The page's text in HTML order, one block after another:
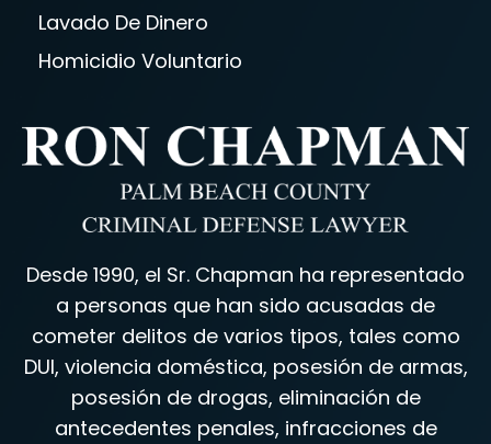
Lavado De Dinero
Homicidio Voluntario
Desde 1990, el Sr. Chapman ha representado
a personas que han sido acusadas de
cometer delitos de varios tipos, tales como
DUI, violencia doméstica, posesión de armas,
posesión de drogas, eliminación de
antecedentes penales, infracciones de